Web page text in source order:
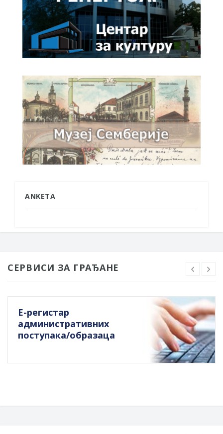
ANKETA
СЕРВИСИ ЗА ГРАЂАНЕ
Е-регистар
административних
поступака/образаца